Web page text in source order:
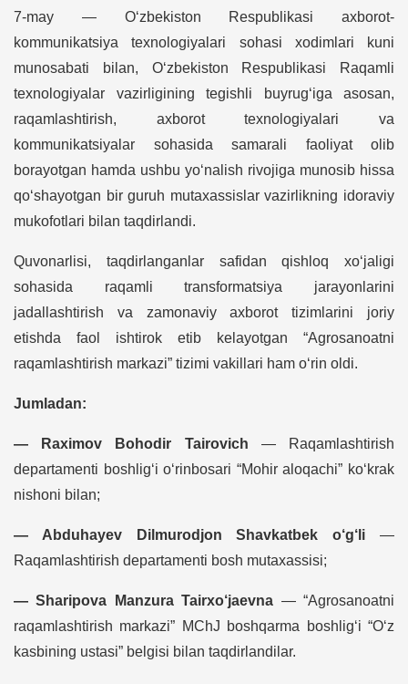
7-may — O‘zbekiston Respublikasi axborot-
kommunikatsiya texnologiyalari sohasi xodimlari kuni
munosabati bilan, O‘zbekiston Respublikasi Raqamli
texnologiyalar vazirligining tegishli buyrug‘iga asosan,
raqamlashtirish, axborot texnologiyalari va
kommunikatsiyalar sohasida samarali faoliyat olib
borayotgan hamda ushbu yo‘nalish rivojiga munosib hissa
qo‘shayotgan bir guruh mutaxassislar vazirlikning idoraviy
mukofotlari bilan taqdirlandi.
Quvonarlisi, taqdirlanganlar safidan qishloq xo‘jaligi
sohasida raqamli transformatsiya jarayonlarini
jadallashtirish va zamonaviy axborot tizimlarini joriy
etishda faol ishtirok etib kelayotgan “Agrosanoatni
raqamlashtirish markazi” tizimi vakillari ham o‘rin oldi.
Jumladan:
— Raximov Bohodir Tairovich — Raqamlashtirish
departamenti boshlig‘i o‘rinbosari “Mohir aloqachi” ko‘krak
nishoni bilan;
— Abduhayev Dilmurodjon Shavkatbek o‘g‘li —
Raqamlashtirish departamenti bosh mutaxassisi;
— Sharipova Manzura Tairxo‘jaevna — “Agrosanoatni
raqamlashtirish markazi” MChJ boshqarma boshlig‘i “O‘z
kasbining ustasi” belgisi bilan taqdirlandilar.